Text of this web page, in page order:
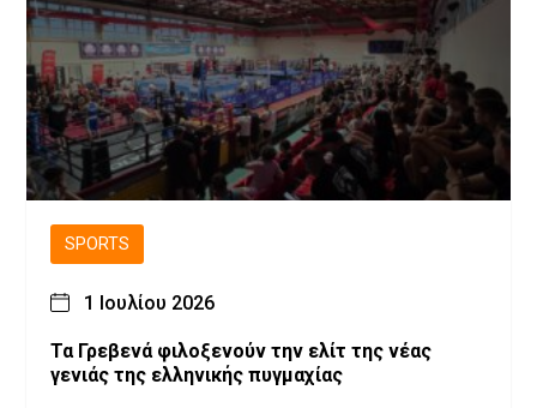
SPORTS
1 Ιουλίου 2026
Τα Γρεβενά φιλοξενούν την ελίτ της νέας
γενιάς της ελληνικής πυγμαχίας